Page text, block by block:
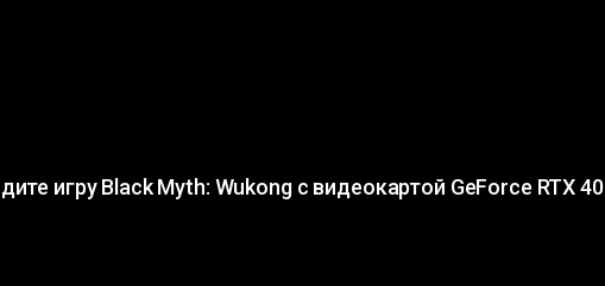
игру Black Myth: Wukong с видеокартой GeForce RTX 40